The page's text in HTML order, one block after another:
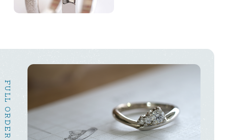
FULL ORDER